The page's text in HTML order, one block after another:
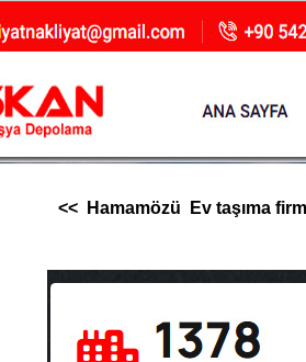
<< Hamamözü Ev taşıma